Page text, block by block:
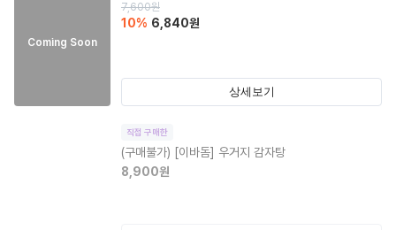
Coming Soon
7,600원
10% 6,840원
상세보기
직접 구매한
(구매불가) [이바돔] 우거지 감자탕
8,900원